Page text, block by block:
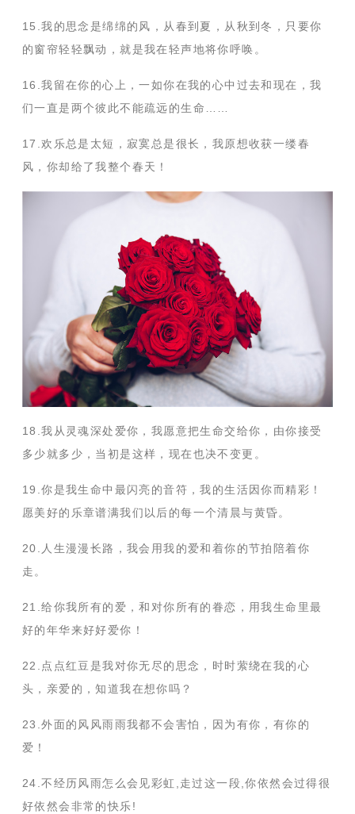
15.我的思念是绵绵的风，从春到夏，从秋到冬，只要你
的窗帘轻轻飘动，就是我在轻声地将你呼唤。
16.我留在你的心上，一如你在我的心中过去和现在，我
们一直是两个彼此不能疏远的生命……
17.欢乐总是太短，寂寞总是很长，我原想收获一缕春
风，你却给了我整个春天！
18.我从灵魂深处爱你，我愿意把生命交给你，由你接受
多少就多少，当初是这样，现在也决不变更。
19.你是我生命中最闪亮的音符，我的生活因你而精彩！
愿美好的乐章谱满我们以后的每一个清晨与黄昏。
20.人生漫漫长路，我会用我的爱和着你的节拍陪着你
走。
21.给你我所有的爱，和对你所有的眷恋，用我生命里最
好的年华来好好爱你！
22.点点红豆是我对你无尽的思念，时时萦绕在我的心
头，亲爱的，知道我在想你吗？
23.外面的风风雨雨我都不会害怕，因为有你，有你的
爱！
24.不经历风雨怎么会见彩虹,走过这一段,你依然会过得很
好依然会非常的快乐!